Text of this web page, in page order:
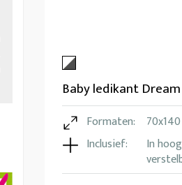
Baby ledikant Dream
Formaten:
70x140
Inclusief:
In